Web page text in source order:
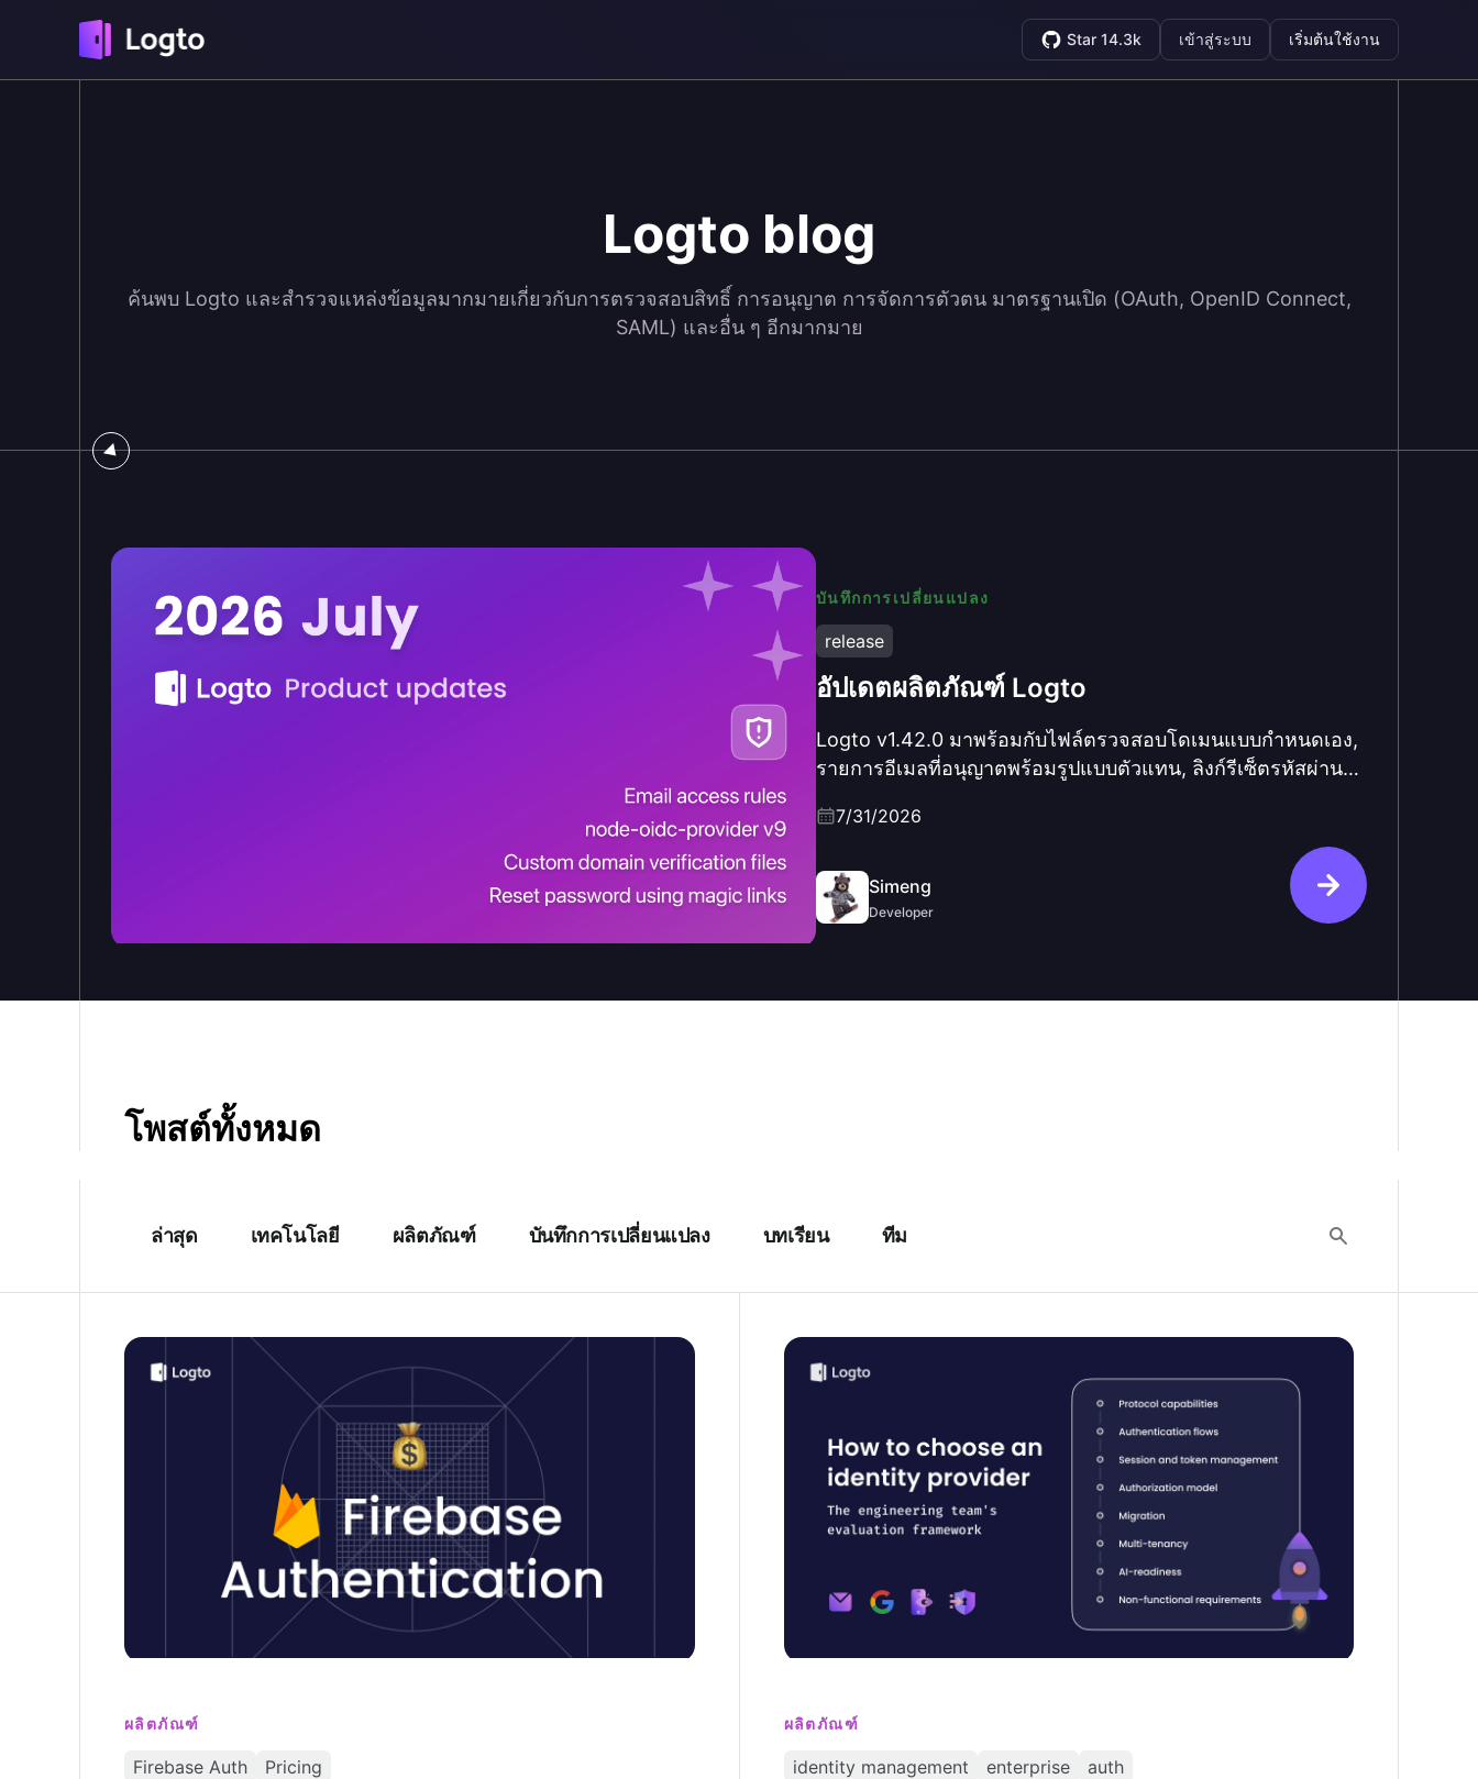
Star 14.3k เข้าสู่ระบบ เริ่มต้นใช้งาน
Logto blog
ค้นพบ Logto และสำรวจแหล่งข้อมูลมากมายเกี่ยวกับการตรวจสอบสิทธิ์ การอนุญาต การจัดการตัวตน มาตรฐานเปิด (OAuth, OpenID Connect,
SAML) และอื่น ๆ อีกมากมาย
บันทึกการเปลี่ยนแปลง
release
อัปเดตผลิตภัณฑ์ Logto
Logto v1.42.0 มาพร้อมกับไฟล์ตรวจสอบโดเมนแบบกำหนดเอง,
รายการอีเมลที่อนุญาตพร้อมรูปแบบตัวแทน, ลิงก์รีเซ็ตรหัสผ่าน
โปรโตคอลชั้นใหม่ด้วย node-oidc-provider v9, Koa 3 และการ
7/31/2026
Simeng
Developer
โพสต์ทั้งหมด
ล่าสุด เทคโนโลยี ผลิตภัณฑ์ บันทึกการเปลี่ยนแปลง บทเรียน ทีม
ผลิตภัณฑ์
Firebase Auth Pricing
2026 อธิบายราคาล่าสุดของ Firebase Authentication และ ตัวเลือกที่ดี
ที่สุด
ผลิตภัณฑ์
identity management enterprise auth
จะเลือกผู้ให้บริการยืนยันตัวตนยังไง: กรอบการประเมินของทีมวิศวกรรม